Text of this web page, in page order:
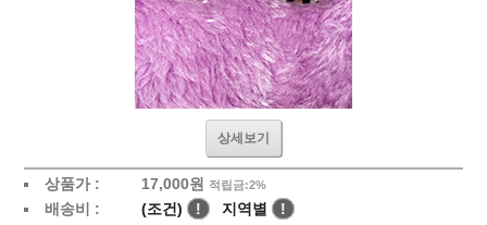
상세보기
상품가 : 17,000원 적립금:2%
배송비 : (조건) ! 지역별
!